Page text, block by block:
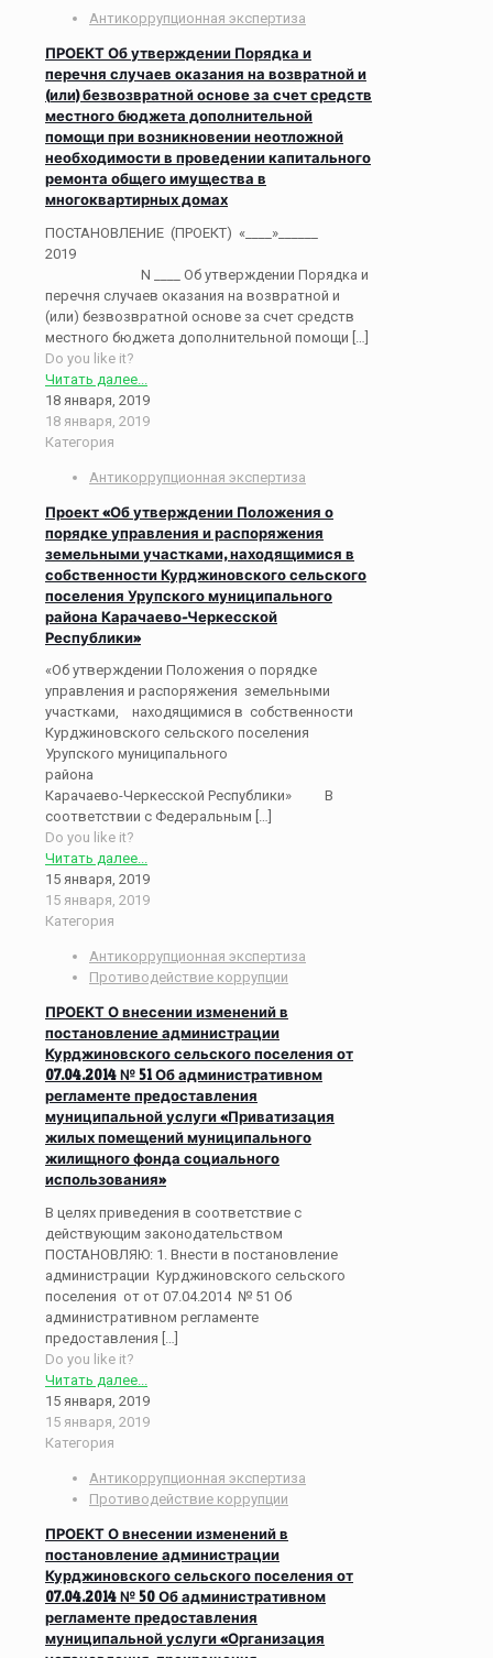
Антикоррупционная экспертиза
ПРОЕКТ Об утверждении Порядка и
перечня случаев оказания на возвратной и
(или) безвозвратной основе за счет средств
местного бюджета дополнительной
помощи при возникновении неотложной
необходимости в проведении капитального
ремонта общего имущества в
многоквартирных домах
ПОСТАНОВЛЕНИЕ (ПРОЕКТ) «____»______
2019
N ____ Об утверждении Порядка и
перечня случаев оказания на возвратной и
(или) безвозвратной основе за счет средств
местного бюджета дополнительной помощи […]
Do you like it?
Читать далее...
18 января, 2019
18 января, 2019
Категория
Антикоррупционная экспертиза
Проект «Об утверждении Положения о
порядке управления и распоряжения
земельными участками, находящимися в
собственности Курджиновского сельского
поселения Урупского муниципального
района Карачаево-Черкесской
Республики»
«Об утверждении Положения о порядке
управления и распоряжения земельными
участками, находящимися в собственности
Курджиновского сельского поселения
Урупского муниципального
Карачаево-Черкесской Республики» В
соответствии с Федеральным […]
Do you like it?
Читать далее...
15 января, 2019
15 января, 2019
Категория
Антикоррупционная экспертиза
Противодействие коррупции
ПРОЕКТ О внесении изменений в
постановление администрации
Курджиновского сельского поселения от
07.04.2014 № 51 Об административном
регламенте предоставления
муниципальной услуги «Приватизация
жилых помещений муниципального
жилищного фонда социального
использования»
В целях приведения в соответствие с
действующим законодательством
ПОСТАНОВЛЯЮ: 1. Внести в постановление
администрации Курджиновского сельского
поселения от от 07.04.2014 № 51 Об
административном регламенте
предоставления […]
Do you like it?
Читать далее...
15 января, 2019
15 января, 2019
Категория
Антикоррупционная экспертиза
Противодействие коррупции
ПРОЕКТ О внесении изменений в
постановление администрации
Курджиновского сельского поселения от
07.04.2014 № 50 Об административном
регламенте предоставления
муниципальной услуги «Организация